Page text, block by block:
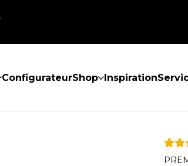
ConfigurateurShop Inspiration